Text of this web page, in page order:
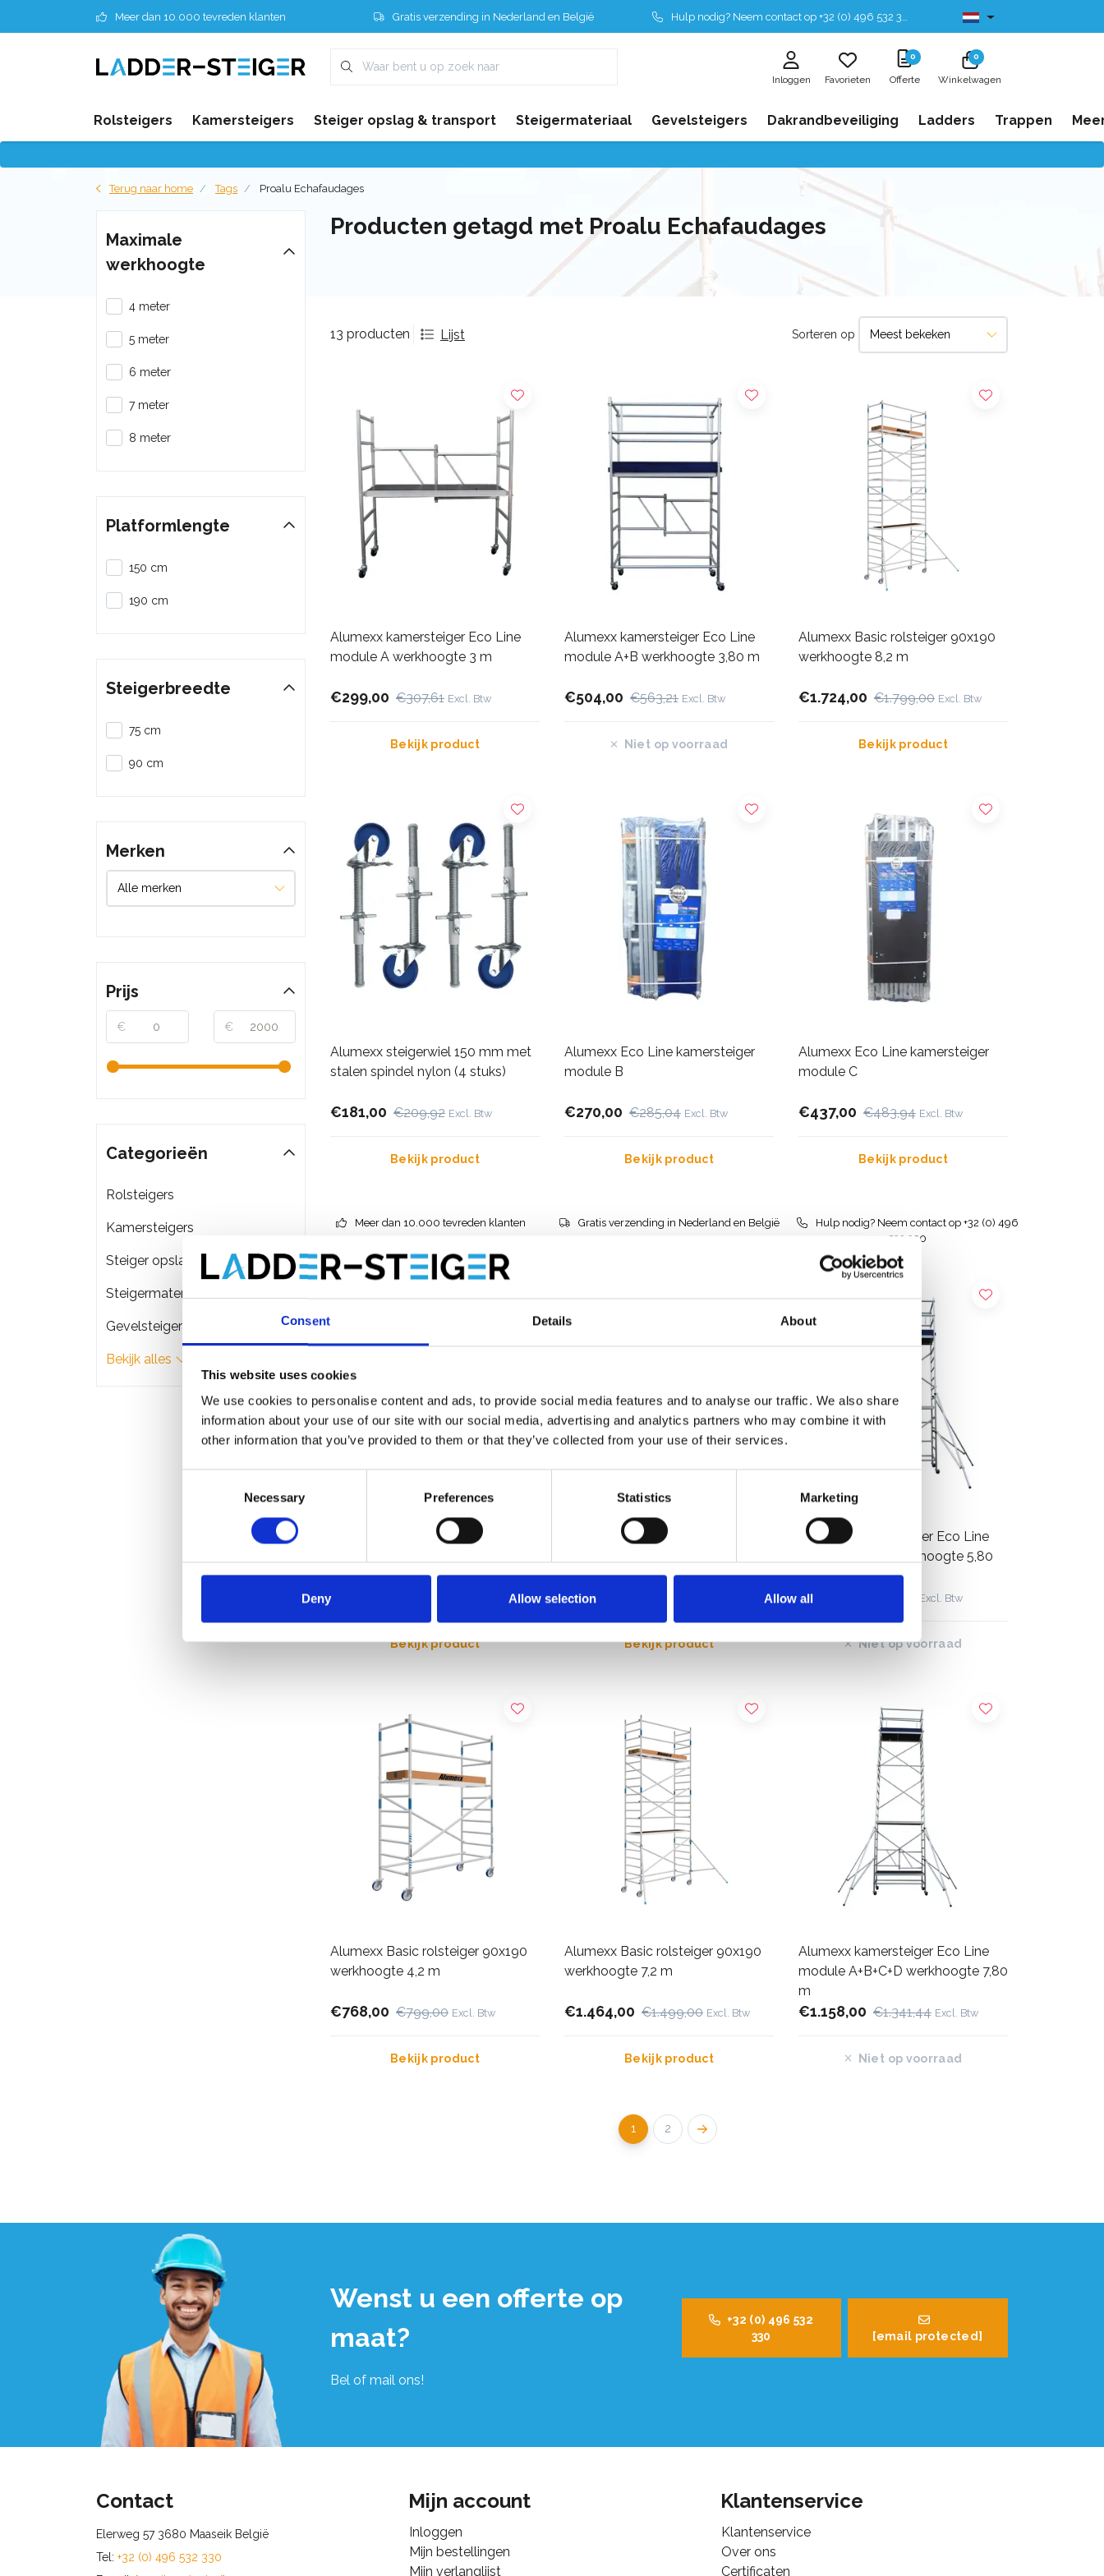
Consent Details About
This website uses cookies
We use cookies to personalise content and ads, to provide social media features and to analyse our traffic. We also share
information about your use of our site with our social media, advertising and analytics partners who may combine it with
other information that you’ve provided to them or that they’ve collected from your use of their services.
Necessary Preferences Statistics Marketing
Deny Allow selection Allow all
Meer dan 10.000 tevreden klanten Gratis verzending in Nederland en België Hulp nodig? Neem contact op +32 (0) 496 532 330 Leverbaar uit voorraad
Inloggen Favorieten
0
Offerte
0
Winkelwagen
Rolsteigers Kamersteigers Steiger opslag & transport Steigermateriaal Gevelsteigers Dakrandbeveiliging Ladders Trappen
Terug naar home Tags Proalu Echafaudages
Producten getagd met Proalu Echafaudages
13 producten Lijst Sorteren op
Alumexx kamersteiger Eco Line
module A werkhoogte 3 m
€299,00 €307,61 Excl. Btw
Bekijk product
Alumexx kamersteiger Eco Line
module A+B werkhoogte 3,80 m
€504,00 €563,21 Excl. Btw
Niet op voorraad
Alumexx Basic rolsteiger 90x190
werkhoogte 8,2 m
€1.724,00 €1.799,00 Excl. Btw
Bekijk product
Alumexx steigerwiel 150 mm met
stalen spindel nylon (4 stuks)
€181,00 €209,92 Excl. Btw
Bekijk product
Alumexx Eco Line kamersteiger
module B
€270,00 €285,04 Excl. Btw
Bekijk product
Alumexx Eco Line kamersteiger
module C
€437,00 €483,94 Excl. Btw
Bekijk product
Meer dan 10.000 tevreden klanten Gratis verzending in Nederland en België
Hulp nodig? Neem contact op +32 (0) 496
532 330
Alumexx Basic rolsteiger 90x190
€1.022,00 Excl. Btw
Bekijk product
Alumexx Eco Line kamersteiger
€381,00
Bekijk product
Alumexx kamersteiger Eco Line
module A+B+C werkhoogte 5,80
m
€867,00 Excl. Btw
Niet op voorraad
Alumexx Basic rolsteiger 90x190
werkhoogte 4,2 m
€768,00 €799,00 Excl. Btw
Bekijk product
Alumexx Basic rolsteiger 90x190
werkhoogte 7,2 m
€1.464,00 €1.499,00 Excl. Btw
Bekijk product
Alumexx kamersteiger Eco Line
module A+B+C+D werkhoogte 7,80
m
€1.158,00 €1.341,44 Excl. Btw
Niet op voorraad
1 2
Maximale
werkhoogte
4 meter
5 meter
6 meter
7 meter
8 meter
Platformlengte
150 cm
190 cm
Steigerbreedte
75 cm
90 cm
Merken
Prijs
€ €
Categorieën
Rolsteigers
Kamersteigers
Steiger opslag & transport
Steigermateriaal
Gevelsteigers
Bekijk alles
Wenst u een offerte op
maat?
Bel of mail ons!
+32 (0) 496 532
330
[email protected]
Contact
Elerweg 57 3680 Maaseik België
Tel: +32 (0) 496 532 330
Mijn account
Inloggen
Mijn bestellingen
Mijn verlanglijst
Klantenservice
Klantenservice
Over ons
Certificaten